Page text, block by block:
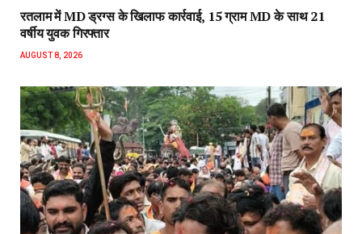
रतलाम में MD ड्रग्स के खिलाफ कार्रवाई, 15 ग्राम MD के साथ 21
वर्षीय युवक गिरफ्तार
AUGUST 8, 2026